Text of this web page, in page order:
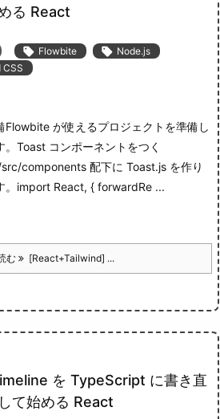
る React
 Flowbite  Node.js
CSS
Flowbite が使えるプロジェクトを準備し
。Toast コンポーネントをつく
components 配下に Toast.js を作り
import React, { forwardRe ...
む [React+Tailwind] ...
を TypeScript に書き直
て始める React